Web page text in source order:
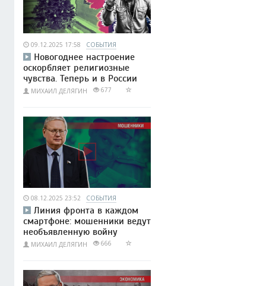
09.12.2025 17:58 СОБЫТИЯ
Новогоднее настроение
оскорбляет религиозные
чувства. Теперь и в России
МИХАИЛ ДЕЛЯГИН 677
08.12.2025 23:52 СОБЫТИЯ
Линия фронта в каждом
смартфоне: мошенники ведут
необъявленную войну
МИХАИЛ ДЕЛЯГИН 666